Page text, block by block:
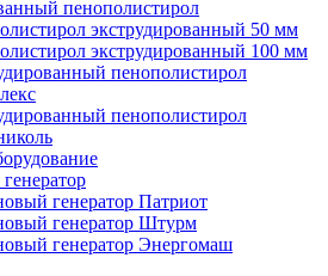
пенополистирол
экструдированный 50 мм
экструдированный 100 мм
пенополистирол
пенополистирол
генератор Патриот
генератор Штурм
генератор Энергомаш